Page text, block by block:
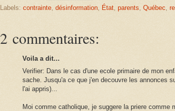
Labels: contrainte, désinformation, État, parents, Québec,
2 commentaires:
Voila a dit…
Verifier: Dans le cas d'une ecole primaire de mon
sache. Jusqu'a ce que j'en decouvre les annonces
l'ai appris)...
Moi comme catholique, je suggere la priere comme